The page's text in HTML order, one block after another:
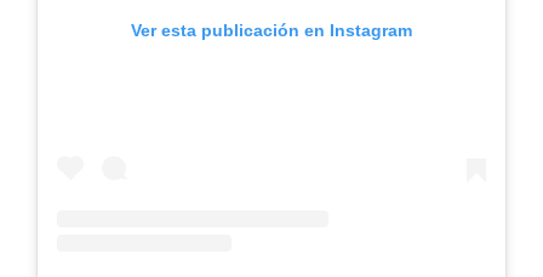
Ver esta publicación en Instagram